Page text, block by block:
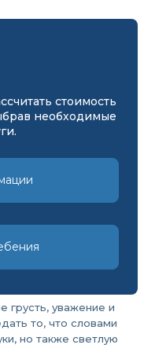
стоимость
необходимые
грусть, уважение и
то, что словами
но также светлую